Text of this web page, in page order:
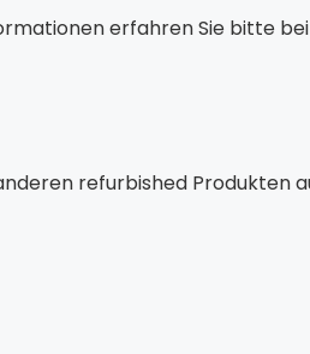
erfahren Sie bitte
refurbished Produkten